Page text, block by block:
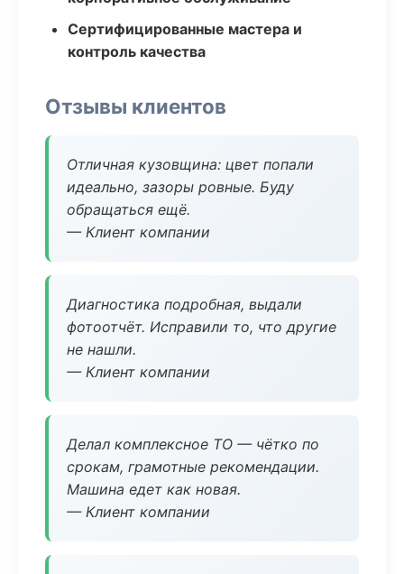
Сертифицированные мастера и
контроль качества
Отзывы клиентов
Отличная кузовщина: цвет попали
идеально, зазоры ровные. Буду
обращаться ещё.
— Клиент компании
Диагностика подробная, выдали
фотоотчёт. Исправили то, что другие
не нашли.
— Клиент компании
Делал комплексное ТО — чётко по
срокам, грамотные рекомендации.
Машина едет как новая.
— Клиент компании